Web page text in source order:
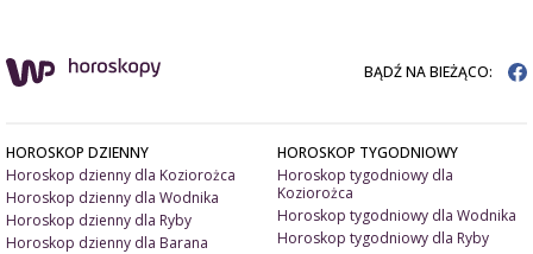
BĄDŹ NA BIEŻĄCO:
HOROSKOP DZIENNY
Horoskop dzienny dla Koziorożca
Horoskop dzienny dla Wodnika
Horoskop dzienny dla Ryby
Horoskop dzienny dla Barana
HOROSKOP TYGODNIOWY
Horoskop tygodniowy dla
Koziorożca
Horoskop tygodniowy dla Wodnika
Horoskop tygodniowy dla Ryby